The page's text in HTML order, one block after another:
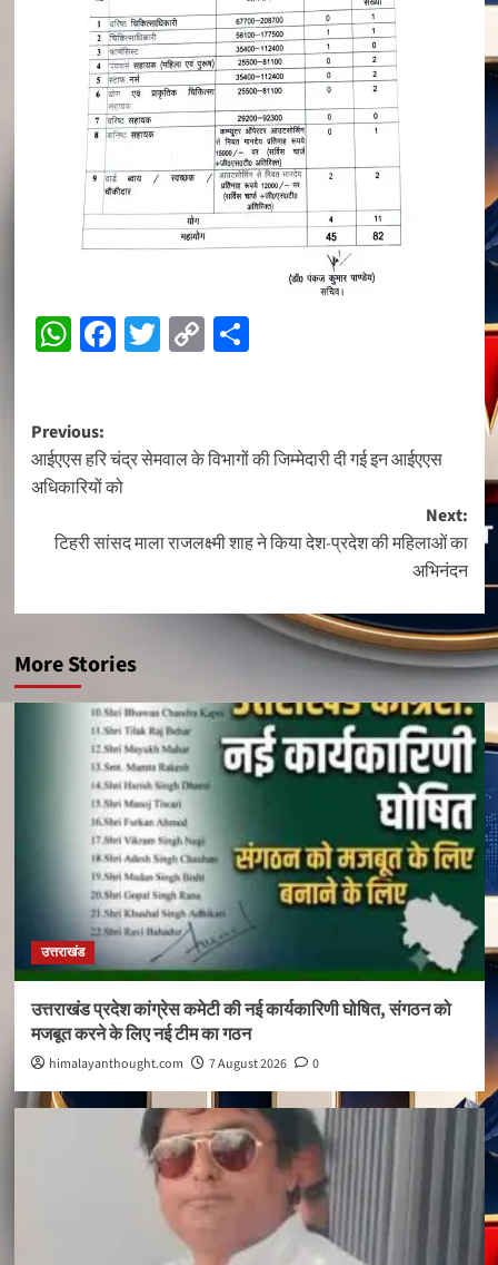
WhatsApp
Facebook
Twitter
CopyShare
Post
navigation
Previous:
आईएएस हरि चंद्र सेमवाल के विभागों की जिम्मेदारी दी गई इन आईएएस
अधिकारियों को
Next:
टिहरी सांसद माला राजलक्ष्मी शाह ने किया देश-प्रदेश की महिलाओं का
अभिनंदन
More Stories
उत्तराखंड
उत्तराखंड प्रदेश कांग्रेस कमेटी की नई कार्यकारिणी घोषित, संगठन को
मजबूत करने के लिए नई टीम का गठन
himalayanthought.com 7 August 2026 0